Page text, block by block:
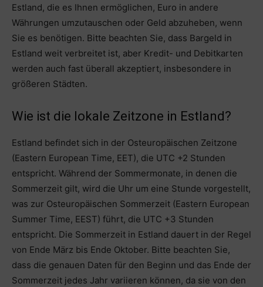
Estland, die es Ihnen ermöglichen, Euro in andere
Währungen umzutauschen oder Geld abzuheben, wenn
Sie es benötigen. Bitte beachten Sie, dass Bargeld in
Estland weit verbreitet ist, aber Kredit- und Debitkarten
werden auch fast überall akzeptiert, insbesondere in
größeren Städten.
Wie ist die lokale Zeitzone in Estland?
Estland befindet sich in der Osteuropäischen Zeitzone
(Eastern European Time, EET), die UTC +2 Stunden
entspricht. Während der Sommermonate, in denen die
Sommerzeit gilt, wird die Uhr um eine Stunde vorgestellt,
was zur Osteuropäischen Sommerzeit (Eastern European
Summer Time, EEST) führt, die UTC +3 Stunden
entspricht. Die Sommerzeit in Estland dauert in der Regel
von Ende März bis Ende Oktober. Bitte beachten Sie,
dass die genauen Daten für den Beginn und das Ende der
Sommerzeit jedes Jahr variieren können, da sie von den